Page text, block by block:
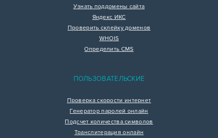
Узнать поддомены сайта
Яндекс ИКС
Проверить склейку доменов
WHOIS
Определить CMS
ПОЛЬЗОВАТЕЛЬСКИЕ
Проверка скорости интернет
Генератор паролей онлайн
Подсчет количества символов
Транслитерация онлайн